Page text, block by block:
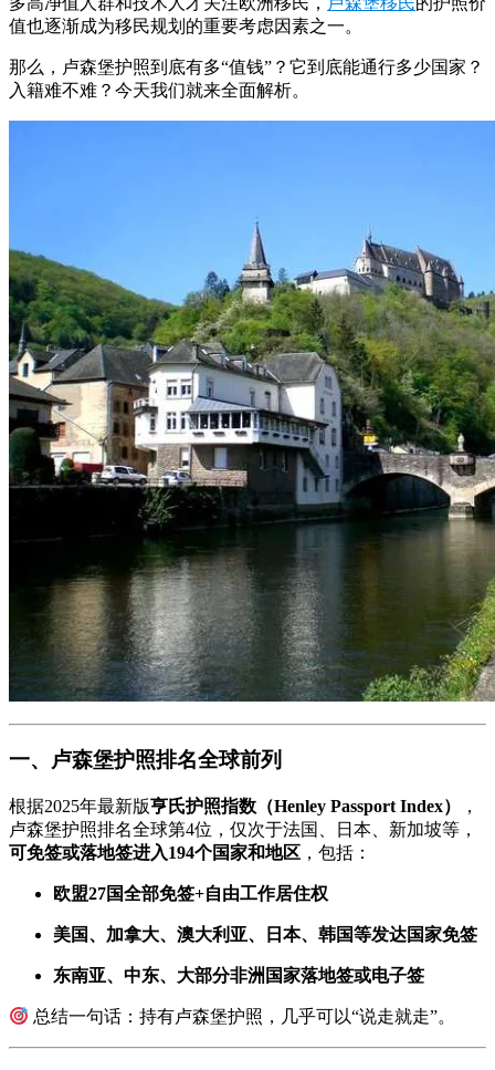
值也逐渐成为移民规划的重要考虑因素之一。
那么，卢森堡护照到底有多“值钱”？它到底能通行多少国家？
入籍难不难？今天我们就来全面解析。
一、卢森堡护照排名全球前列
根据2025年最新版亨氏护照指数（Henley Passport Index）
，
卢森堡护照排名全球第4位，仅次于法国、日本、新加坡等，
可免签或落地签进入194个国家和地区 ，包括：
欧盟27国全部免签+自由工作居住权
美国、加拿大、澳大利亚、日本、韩国等发达国家免签
东南亚、中东、大部分非洲国家落地签或电子签
总结一句话：持有卢森堡护照，几乎可以“说走就走”。